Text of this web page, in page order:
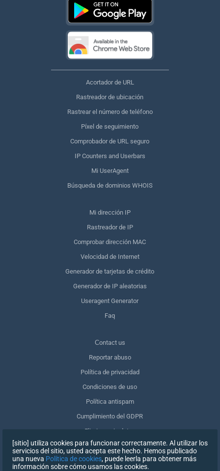
Acortador de URL
Rastreador de ubicación
Rastrear el número de teléfono
Píxel de seguimiento
Comprobador de URL seguro
IP Counters and Userbars
Mi UserAgent
Búsqueda de dominios WHOIS
Mi dirección IP
Rastreador de IP
Comprobar dirección MAC
Velocidad de Internet
Generador de tarjetas de crédito
Generador de IP aleatorias
Useragent Generator
Faq
Сontact us
Reportar abuso
Política de privacidad
Condiciones de uso
Política antispam
Cumplimiento del GDPR
Eliminar mis datos
Retirar el consentimiento
[sitio] utiliza cookies para funcionar correctamente. Al utilizar los
servicios del sitio, usted acepta este hecho. Hemos publicado
una nueva Política de cookies, puede leerla para obtener más
información sobre cómo usamos las cookies.